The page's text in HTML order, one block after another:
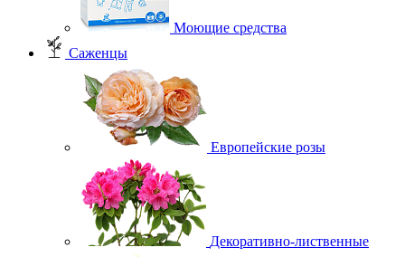
Моющие средства
Саженцы
Европейские розы
Декоративно-лиственные